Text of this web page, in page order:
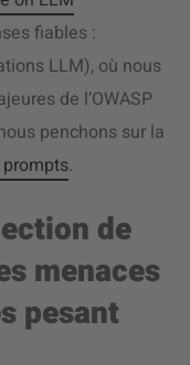
fiables :
LLM), où nous
de l’OWASP
penchons sur la
prompts.
de
menaces
pesant